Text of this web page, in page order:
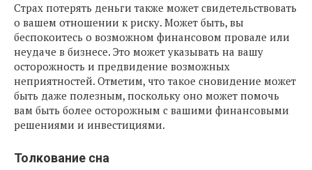
Страх потерять деньги также может свидетельствовать
о вашем отношении к риску. Может быть, вы
беспокоитесь о возможном финансовом провале или
неудаче в бизнесе. Это может указывать на вашу
осторожность и предвидение возможных
неприятностей. Отметим, что такое сновидение может
быть даже полезным, поскольку оно может помочь
вам быть более осторожным с вашими финансовыми
решениями и инвестициями.
Толкование сна